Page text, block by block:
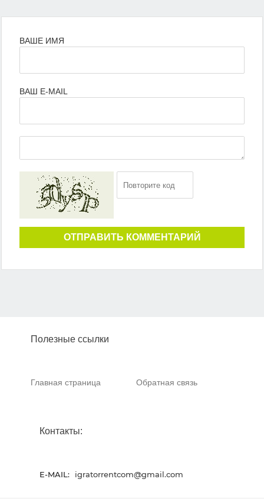
ВАШЕ ИМЯ
ВАШ E-MAIL
ОТПРАВИТЬ КОММЕНТАРИЙ
Полезные ссылки
Главная страница Обратная связь
Контакты:
E-MAIL: igratorrentcom@gmail.com